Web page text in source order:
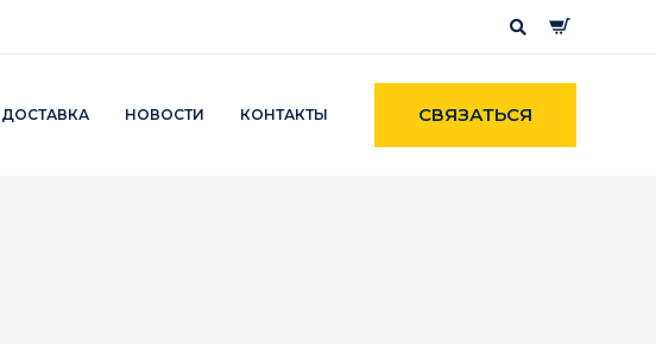
ДОСТАВКА НОВОСТИ КОНТАКТЫ СВЯЗАТЬСЯ